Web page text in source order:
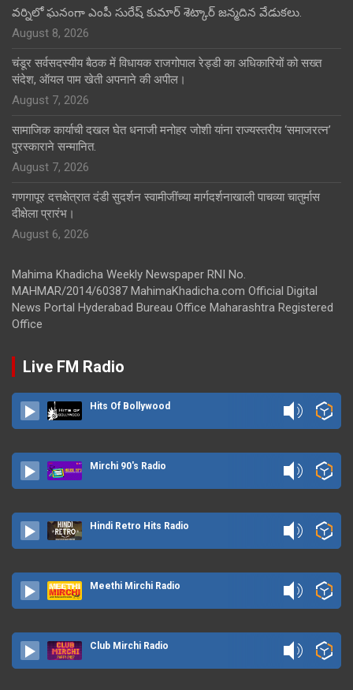
వర్నిలో ఘనంగా ఎంపీ సురేష్ కుమార్ శెట్కార్ జన్మదిన వేడుకలు.
August 8, 2026
चंडूर सर्वसदस्यीय बैठक में विधायक राजगोपाल रेड्डी का अधिकारियों को सख्त
संदेश, ऑयल पाम खेती अपनाने की अपील।
August 7, 2026
सामाजिक कार्याची दखल घेत धनाजी मनोहर जोशी यांना राज्यस्तरीय ‘समाजरत्न’
पुरस्काराने सन्मानित.
August 7, 2026
गणगापूर दत्तक्षेत्रात दंडी सुदर्शन स्वामीजींच्या मार्गदर्शनाखाली पाचव्या चातुर्मास
दीक्षेला प्रारंभ।
August 6, 2026
Mahima Khadicha Weekly Newspaper RNI No.
MAHMAR/2014/60387 MahimaKhadicha.com Official Digital
News Portal Hyderabad Bureau Office Maharashtra Registered
Office
Live FM Radio
Hits Of Bollywood
Mirchi 90's Radio
Hindi Retro Hits Radio
Meethi Mirchi Radio
Club Mirchi Radio